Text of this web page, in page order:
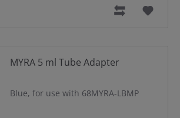
MYRA 5 ml Tube Adapter
Blue, for use with 68MYRA-LBMP